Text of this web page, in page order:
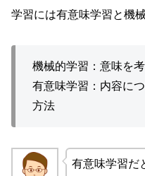
学習には有意味学習と機
機械的学習：意味を
有意味学習：内容に
方法
有意味学習だ